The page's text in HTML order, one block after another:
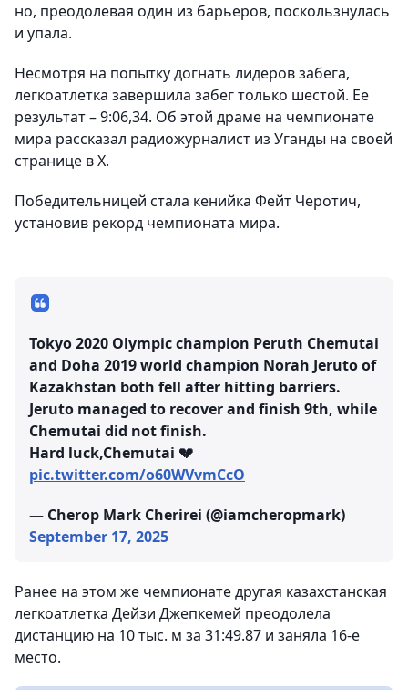
но, преодолевая один из барьеров, поскользнулась
и упала.
Несмотря на попытку догнать лидеров забега,
легкоатлетка завершила забег только шестой. Ее
результат – 9:06,34. Об этой драме на чемпионате
мира рассказал радиожурналист из Уганды на своей
странице в Х.
Победительницей стала кенийка Фейт Черотич,
установив рекорд чемпионата мира.
Tokyo 2020 Olympic champion Peruth Chemutai
and Doha 2019 world champion Norah Jeruto of
Kazakhstan both fell after hitting barriers.
Jeruto managed to recover and finish 9th, while
Chemutai did not finish.
Hard luck,Chemutai 💔
pic.twitter.com/o60WVvmCcO
— Cherop Mark Cherirei (@iamcheropmark)
September 17, 2025
Ранее на этом же чемпионате другая казахстанская
легкоатлетка Дейзи Джепкемей преодолела
дистанцию на 10 тыс. м за 31:49.87 и заняла 16-е
место.